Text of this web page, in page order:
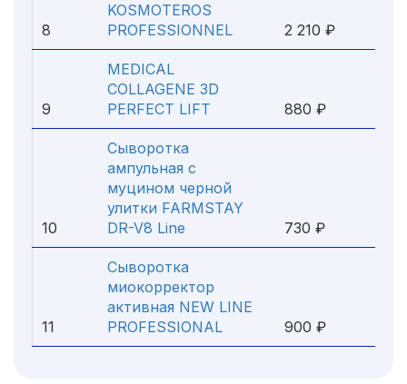
8
KOSMOTEROS
PROFESSIONNEL
2 210 ₽
9
MEDICAL
COLLAGENE 3D
PERFECT LIFT
880 ₽
10
Сыворотка
ампульная с
муцином черной
улитки FARMSTAY
DR-V8 Line
730 ₽
11
Сыворотка
миокорректор
активная NEW LINE
PROFESSIONAL
900 ₽